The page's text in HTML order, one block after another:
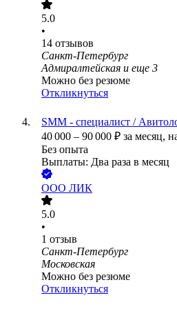
5.0
•
14 отзывов
Санкт-Петербург
Адмиралтейская и еще 3
Можно без резюме
Откликнуться
SMM - специалист /
40 000 – 90 000 ₽ за месяц,
Без опыта
Выплаты: Два раза в месяц
ООО ЛИК
5.0
•
1 отзыв
Санкт-Петербург
Московская
Можно без резюме
Откликнуться